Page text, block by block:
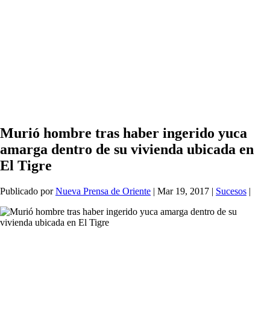
Murió hombre tras haber ingerido yuca
amarga dentro de su vivienda ubicada en
El Tigre
Publicado porNueva Prensa de Oriente | Mar 19, 2017 | Sucesos |